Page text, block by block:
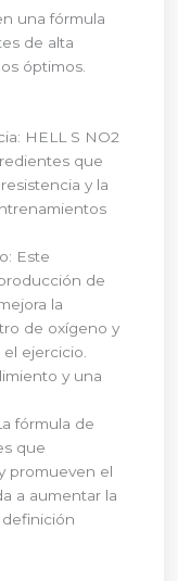
una fórmula
de alta
óptimos.
HELL S NO2
que
y la
Este
de
la
de oxígeno y
ejercicio.
y una
fórmula de
que
promueven el
a aumentar la
definición